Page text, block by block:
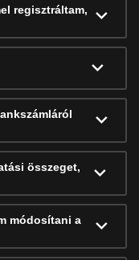
regisztráltam,
összeget,
módosítani a